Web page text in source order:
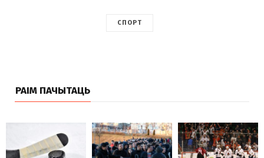
СПОРТ
РАІМ ПАЧЫТАЦЬ